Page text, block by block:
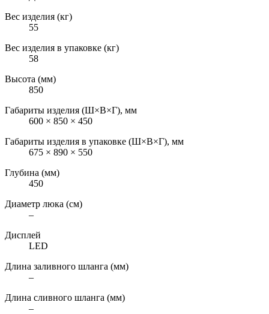
Вес изделия (кг)
55
Вес изделия в упаковке (кг)
58
Высота (мм)
850
Габариты изделия (Ш×В×Г), мм
600 × 850 × 450
Габариты изделия в упаковке (Ш×В×Г), мм
675 × 890 × 550
Глубина (мм)
450
Диаметр люка (см)
–
Дисплей
LED
Длина заливного шланга (мм)
–
Длина сливного шланга (мм)
–